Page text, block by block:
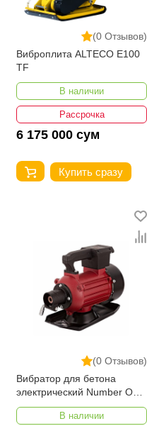
(0 Отзывов)
Виброплита ALTECO E100
TF
В наличии
Рассрочка
6 175 000 сум
Купить сразу
(0 Отзывов)
Вибратор для бетона
электрический Number One
EV1500-1
В наличии